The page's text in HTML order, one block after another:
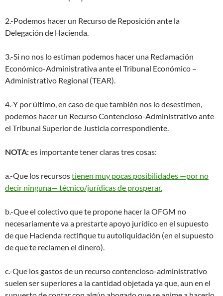
2.-Podemos hacer un Recurso de Reposición ante la
Delegación de Hacienda.
3.-Si no nos lo estiman podemos hacer una Reclamación
Económico-Administrativa ante el Tribunal Económico –
Administrativo Regional (TEAR).
4.-Y por último, en caso de que también nos lo desestimen,
podemos hacer un Recurso Contencioso-Administrativo ante
el Tribunal Superior de Justicia correspondiente.
NOTA:es importante tener claras tres cosas:
a.-Que los recursostienen muy pocas posibilidades —por no
decir ninguna— técnico/jurídicas de prosperar.
b.-Que el colectivo que te propone hacer la OFGM no
necesariamente va a prestarte apoyo jurídico en el supuesto
de que Hacienda rectifique tu autoliquidación (en el supuesto
de que te reclamen el dinero).
c.-Que los gastos de un recurso contencioso-administrativo
suelen ser superiores a la cantidad objetada ya que, aun en el